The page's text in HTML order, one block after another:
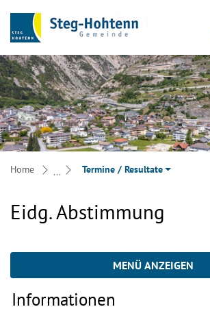
zur Startseite
Direkt zur Hauptnavigation
Direkt zum Inhalt
Direkt zur Suche
Direkt zum Stichwortverzeichnis
Steg-
Home Termine / Resultate
Eidg. Abstimmung
MENÜ ANZEIGEN
Informationen